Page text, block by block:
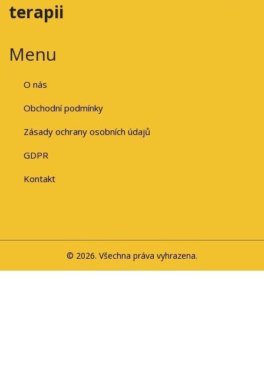
terapii
Menu
O nás
Obchodní podmínky
Zásady ochrany osobních údajů
GDPR
Kontakt
© 2026. Všechna práva vyhrazena.